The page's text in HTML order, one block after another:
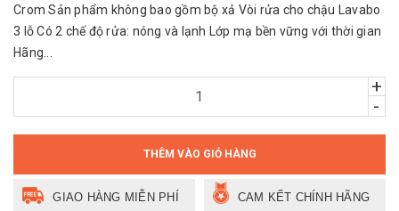
Crom Sản phẩm không bao gồm bộ xả Vòi rửa cho chậu Lavabo
3 lỗ Có 2 chế độ rửa: nóng và lạnh Lớp mạ bền vững với thời gian
Hãng...
+
-
THÊM VÀO GIỎ HÀNG
GIAO HÀNG MIỄN PHÍ CAM KẾT CHÍNH HÃNG